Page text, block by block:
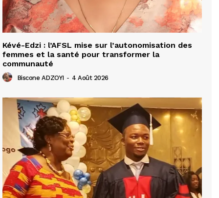
Kévé-Edzi : l’AFSL mise sur l’autonomisation des
femmes et la santé pour transformer la
communauté
Biscone ADZOYI - 4 Août 2026